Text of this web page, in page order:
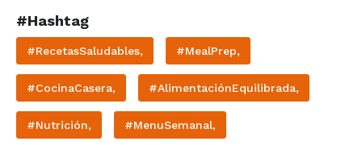
#Hashtag
#RecetasSaludables, #MealPrep,
#CocinaCasera, #AlimentaciónEquilibrada,
#Nutrición, #MenuSemanal,